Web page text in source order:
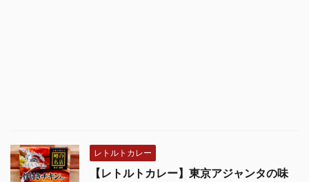
レトルトカレー
【レトルトカレー】東京アジャンタの味